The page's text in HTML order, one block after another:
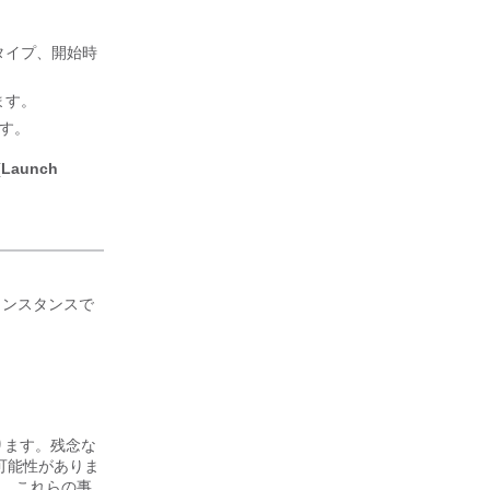
イプ、開始時
。
。
スタンスで
す。残念な
性がありま